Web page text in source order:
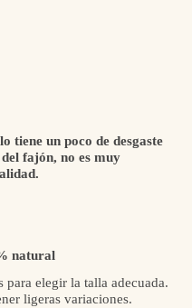
tiene un poco de desgaste
fajón, no es muy
natural
para elegir la talla adecuada.
ligeras variaciones.